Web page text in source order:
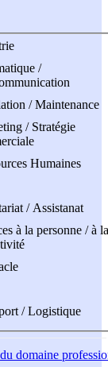
/
/ Maintenance
/ Stratégie
Humaines
/ Assistanat
à la personne / à la
/ Logistique
domaine